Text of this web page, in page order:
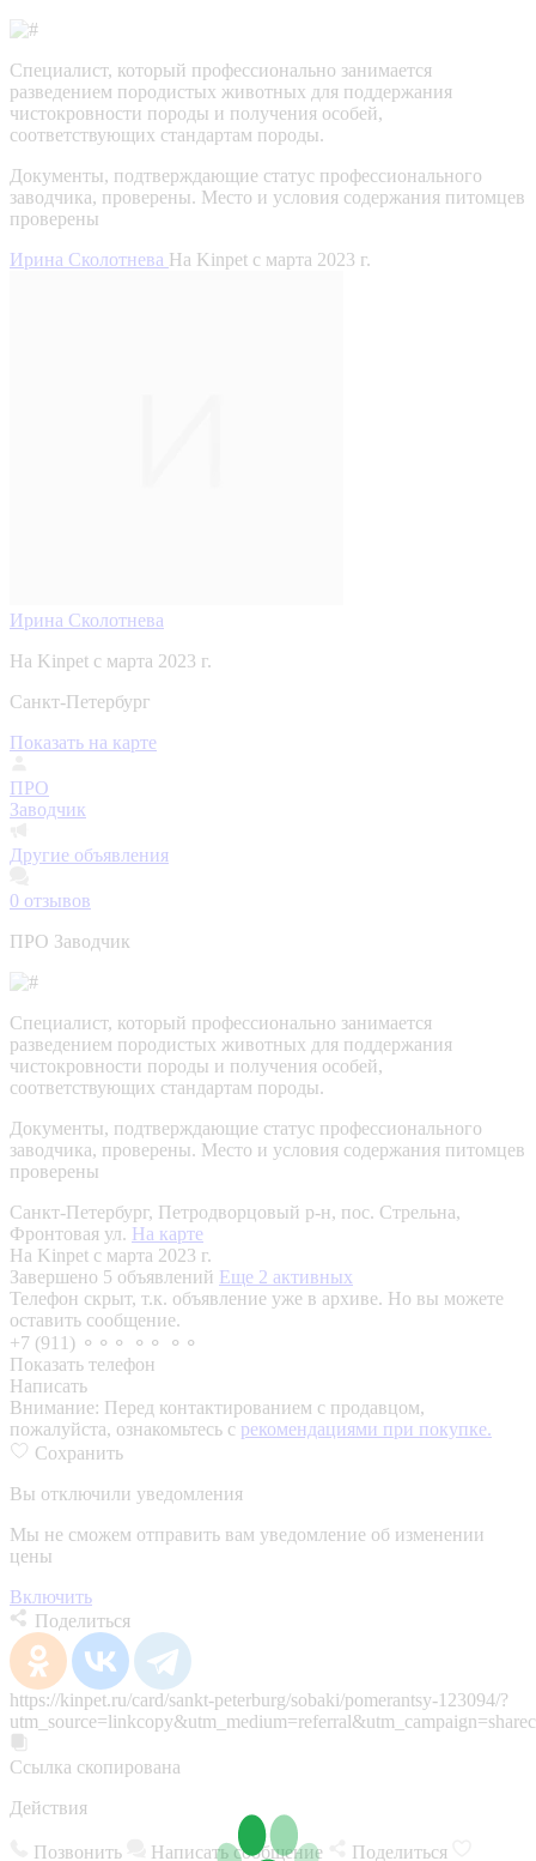
Специалист, который профессионально занимается
разведением породистых животных для поддержания
чистокровности породы и получения особей,
соответствующих стандартам породы.
Документы, подтверждающие статус профессионального
заводчика, проверены. Место и условия содержания питомцев
проверены
Ирина Сколотнева На Kinpet c марта 2023 г.
Ирина Сколотнева
На Kinpet c марта 2023 г.
Санкт-Петербург
Показать на карте
ПРО
Заводчик
Другие объявления
0 отзывов
ПРО Заводчик
Специалист, который профессионально занимается
разведением породистых животных для поддержания
чистокровности породы и получения особей,
соответствующих стандартам породы.
Документы, подтверждающие статус профессионального
заводчика, проверены. Место и условия содержания питомцев
проверены
Санкт-Петербург, Петродворцовый р-н, пос. Стрельна,
Фронтовая ул. На карте
На Kinpet c марта 2023 г.
Завершено 5 объявлений Еще 2 активных
Телефон скрыт, т.к. объявление уже в архиве. Но вы можете
оставить сообщение.
+7 (911) ⚬⚬⚬ ⚬⚬ ⚬⚬
Показать телефон
Написать
Внимание: Перед контактированием с продавцом,
пожалуйста, ознакомьтесь с рекомендациями при покупке.
Сохранить
Вы отключили уведомления
Мы не сможем отправить вам уведомление об изменении
цены
Включить
Поделиться
https://kinpet.ru/card/sankt-peterburg/sobaki/pomerantsy-123094/?
Ссылка скопирована
Действия
Позвонить Написать сообщение Поделиться